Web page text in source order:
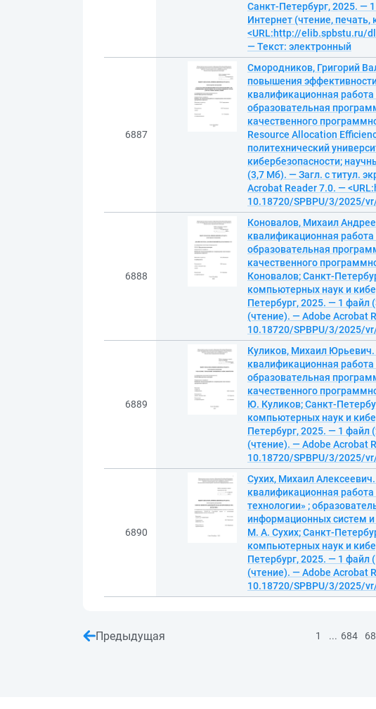
Санкт-Петербург, 2025. —
Интернет (чтение,
<URL:http://elib.spbstu.ru/
— Текст: электронный
6887
Смородников, Григорий
повышения
квалификационная
образовательная
качественного
Resource Allocation
политехнический
кибербезопасности;
(3,7 Мб). — Загл. с титул.
Acrobat Reader 7.0. —
10.18720/SPBPU/3/2025/
6888
Коновалов, Михаил
квалификационная
образовательная
качественного
Коновалов; Санкт-
компьютерных наук и
Петербург, 2025. — 1 файл
(чтение). — Adobe Acrobat
10.18720/SPBPU/3/2025/
6889
Куликов, Михаил Юрьевич.
квалификационная
образовательная
качественного
Ю. Куликов; Санкт-
компьютерных наук и
Петербург, 2025. — 1 файл
(чтение). — Adobe Acrobat
10.18720/SPBPU/3/2025/
6890
Сухих, Михаил
квалификационная
технологии» ;
информационных систем и
М. А. Сухих; Санкт-
компьютерных наук и
Петербург, 2025. — 1 файл
(чтение). — Adobe Acrobat
10.18720/SPBPU/3/2025/
Предыдущая 1 ... 684